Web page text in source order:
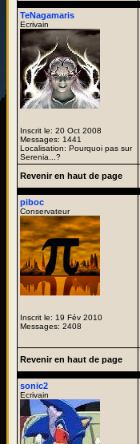
TeNagamaris
Ecrivain
Inscrit le: 20 Oct 2008
Messages: 1441
Localisation: Pourquoi pas sur
Serenia...?
Revenir en haut de page
piboc
Conservateur
Inscrit le: 19 Fév 2010
Messages: 2408
Revenir en haut de page
sonic2
Ecrivain